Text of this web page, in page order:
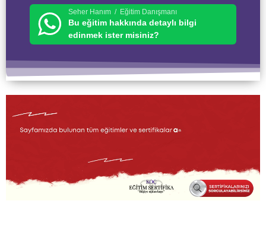
Seher Hanım / Eğitim Danışmanı
Bu eğitim hakkında detaylı bilgi
edinmek ister misiniz?